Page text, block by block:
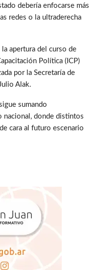
debería enfocarse más
redes o la ultraderecha
apertura del curso de
Política (ICP)
por la Secretaría de
Alak.
sumando
nacional, donde distintos
cara al futuro escenario